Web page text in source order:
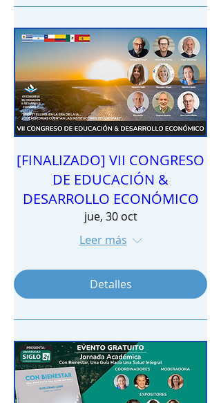
[FINALIZADO] VII CONGRESO
DE EDUCACIÓN &
DESARROLLO ECONÓMICO
jue, 30 oct
Leer más
Detalles